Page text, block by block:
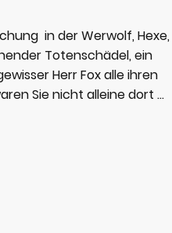
in der Werwolf, Hexe,
Totenschädel, ein
Herr Fox alle ihren
Sie nicht alleine dort ...